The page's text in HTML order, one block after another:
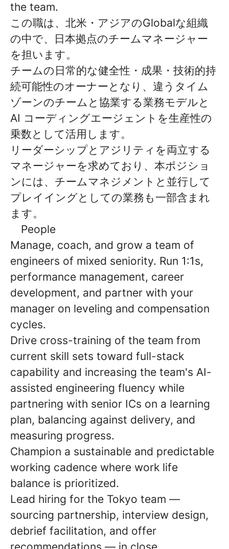
the team.
この職は、北米・アジアのGlobalな組織
の中で、日本拠点のチームマネージャー
を担います。
チームの日常的な健全性・成果・技術的持
続可能性のオーナーとなり、違うタイム
ゾーンのチームと協業する業務モデルと
AI コーディングエージェントを生産性の
乗数として活用します。
リーダーシップとアジリティを両立する
マネージャーを求めており、本ポジショ
ンには、チームマネジメントと並行して
プレイイングとしての業務も一部含まれ
ます。
People
Manage, coach, and grow a team of
engineers of mixed seniority. Run 1:1s,
performance management, career
development, and partner with your
manager on leveling and compensation
cycles.
Drive cross-training of the team from
current skill sets toward full-stack
capability and increasing the team's AI-
assisted engineering fluency while
partnering with senior ICs on a learning
plan, balancing against delivery, and
measuring progress.
Champion a sustainable and predictable
working cadence where work life
balance is prioritized.
Lead hiring for the Tokyo team —
sourcing partnership, interview design,
debrief facilitation, and offer